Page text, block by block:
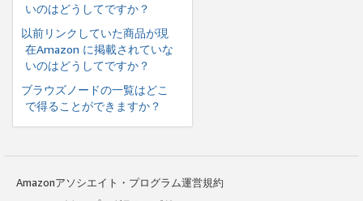
いのはどうしてですか？
以前リンクしていた商品が現
在Amazon に掲載されていな
いのはどうしてですか？
ブラウズノードの一覧はどこ
で得ることができますか？
Amazonアソシエイト・プログラム運営規約